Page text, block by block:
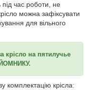
час роботи, не
можна зафіксувати
для вільного
крісло на пятилучье
комплектацію крісла: